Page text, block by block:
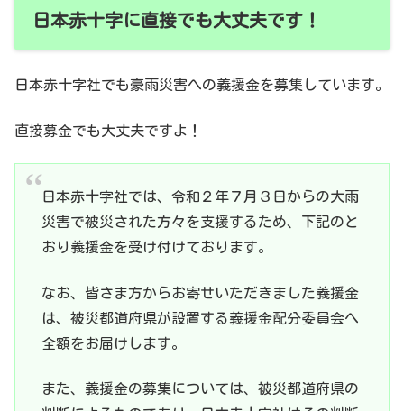
日本赤十字に直接でも大丈夫です！
日本赤十字社でも豪雨災害への義援金を募集しています。
直接募金でも大丈夫ですよ！
日本赤十字社では、令和２年７月３日からの大雨
災害で被災された方々を支援するため、下記のと
おり義援金を受け付けております。
なお、皆さま方からお寄せいただきました義援金
は、被災都道府県が設置する義援金配分委員会へ
全額をお届けします。
また、義援金の募集については、被災都道府県の